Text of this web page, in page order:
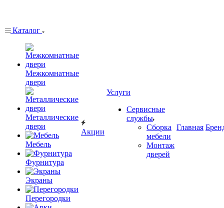
Каталог
Межкомнатные
двери
Металлические
двери
Мебель
Фурнитура
Экраны
Перегородки
Акции
Услуги
Сервисные
службы
Сборка
мебели
Монтаж
дверей
Главная